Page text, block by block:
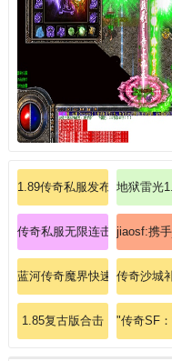
1.89传奇私服发布网站：提
地狱雷光
传奇私服无限连击：征服超
jiaosf:携
蓝河传奇魔界快速练习道士
传奇沙城
1.85复古版合击 "传奇SF